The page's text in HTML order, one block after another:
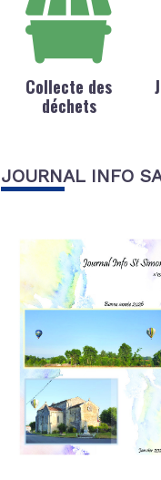
Collecte des
déchets
JOURNAL INFO